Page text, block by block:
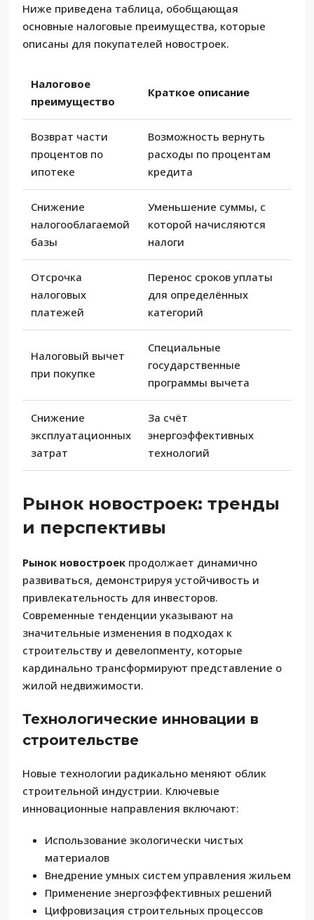
Ниже приведена таблица, обобщающая
основные налоговые преимущества, которые
описаны для покупателей новостроек.
Налоговое
преимущество
Краткое описание
Возврат части
процентов по
ипотеке
Возможность вернуть
расходы по процентам
кредита
Снижение
налогооблагаемой
базы
Уменьшение суммы, с
которой начисляются
налоги
Отсрочка
налоговых
платежей
Перенос сроков уплаты
для определённых
категорий
Налоговый вычет
при покупке
Специальные
государственные
программы вычета
Снижение
эксплуатационных
затрат
За счёт
энергоэффективных
технологий
Рынок новостроек: тренды
и перспективы
Рынок новостроек продолжает динамично
развиваться, демонстрируя устойчивость и
привлекательность для инвесторов.
Современные тенденции указывают на
значительные изменения в подходах к
строительству и девелопменту, которые
кардинально трансформируют представление о
жилой недвижимости.
Технологические инновации в
строительстве
Новые технологии радикально меняют облик
строительной индустрии. Ключевые
инновационные направления включают:
Использование экологически чистых
материалов
Внедрение умных систем управления жильем
Применение энергоэффективных решений
Цифровизация строительных процессов